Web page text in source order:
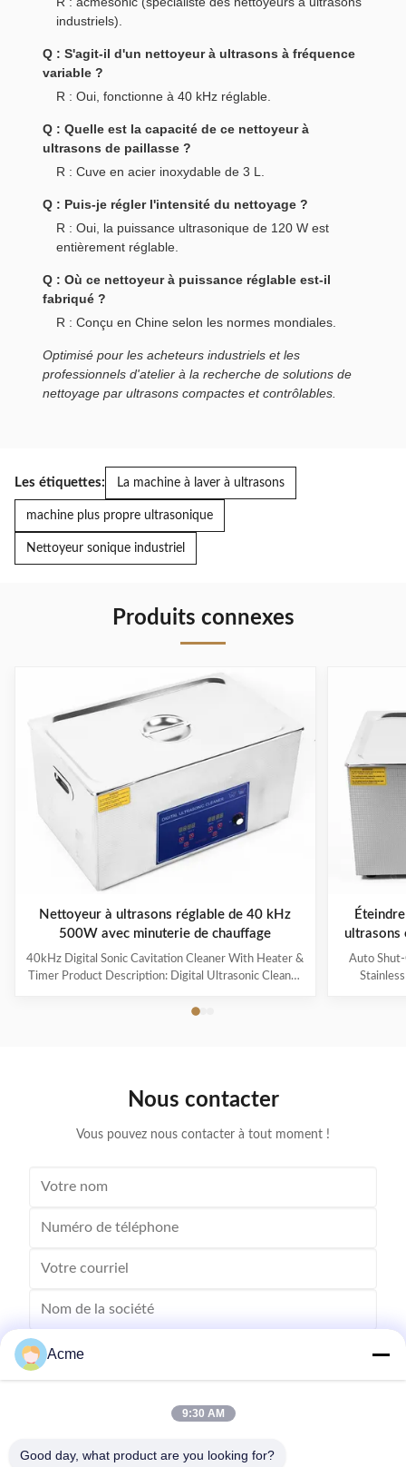
industriels).
Q : S'agit-il d'un nettoyeur à ultrasons à fréquence
variable ?
R : Oui, fonctionne à 40 kHz réglable.
Q : Quelle est la capacité de ce nettoyeur à
ultrasons de paillasse ?
R : Cuve en acier inoxydable de 3 L.
Q : Puis-je régler l'intensité du nettoyage ?
R : Oui, la puissance ultrasonique de 120 W est
entièrement réglable.
Q : Où ce nettoyeur à puissance réglable est-il
fabriqué ?
R : Conçu en Chine selon les normes mondiales.
Optimisé pour les acheteurs industriels et les
professionnels d'atelier à la recherche de solutions de
nettoyage par ultrasons compactes et contrôlables.
Les étiquettes: La machine à laver à ultrasons
machine plus propre ultrasonique
Nettoyeur sonique industriel
Produits connexes
Nettoyeur à ultrasons réglable de 40 kHz
500W avec minuterie de chauffage
40kHz Digital Sonic Cavitation Cleaner With Heater &
Timer Product Description: Digital Ultrasonic Cleaner
powerful and efficient cleaning device suitable for a
cleaner is ideal for cleaning delicate and hard-to-reach
ultrasons
Auto
Nous contacter
Vous pouvez nous contacter à tout moment !
Envoyez
Acme
9:30 AM
Good day, what product are you looking for?